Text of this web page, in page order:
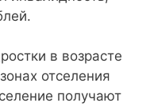
в возрасте
отселения
получают